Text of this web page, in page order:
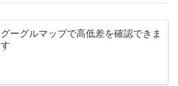
グーグルマップで高低差を確認できま
す